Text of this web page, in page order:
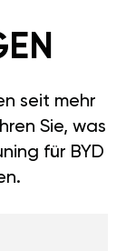
seit mehr
Sie, was
für BYD